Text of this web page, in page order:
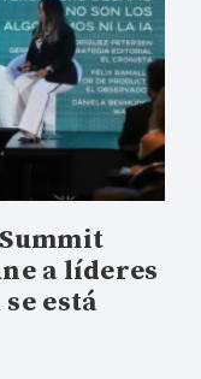
a líderes
está